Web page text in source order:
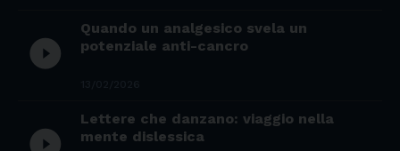
play_circle_filled
Quando un analgesico svela un
potenziale anti-cancro
Lettere che danzano: viaggio nella
mente dislessica